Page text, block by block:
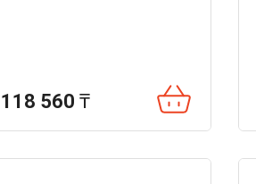
118 560 ₸